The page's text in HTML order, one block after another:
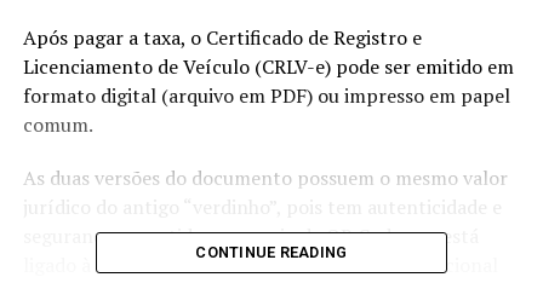
Após pagar a taxa, o Certificado de Registro e
Licenciamento de Veículo (CRLV-e) pode ser emitido em
formato digital (arquivo em PDF) ou impresso em papel
comum.
As duas versões do documento possuem o mesmo valor
jurídico do antigo “verdinho”, pois tem autenticidade e
segurança garantidos por meio de QR Code que está
ligado à base nacional de dados da Secretaria Nacional
CONTINUE READING